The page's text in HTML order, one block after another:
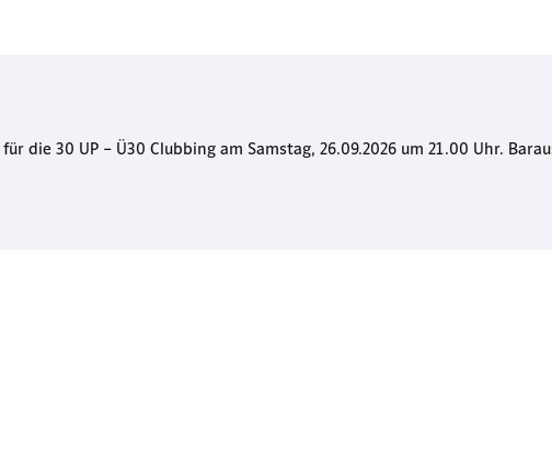
die 30 UP – Ü30 Clubbing am Samstag, 26.09.2026 um 21.00 Uhr.